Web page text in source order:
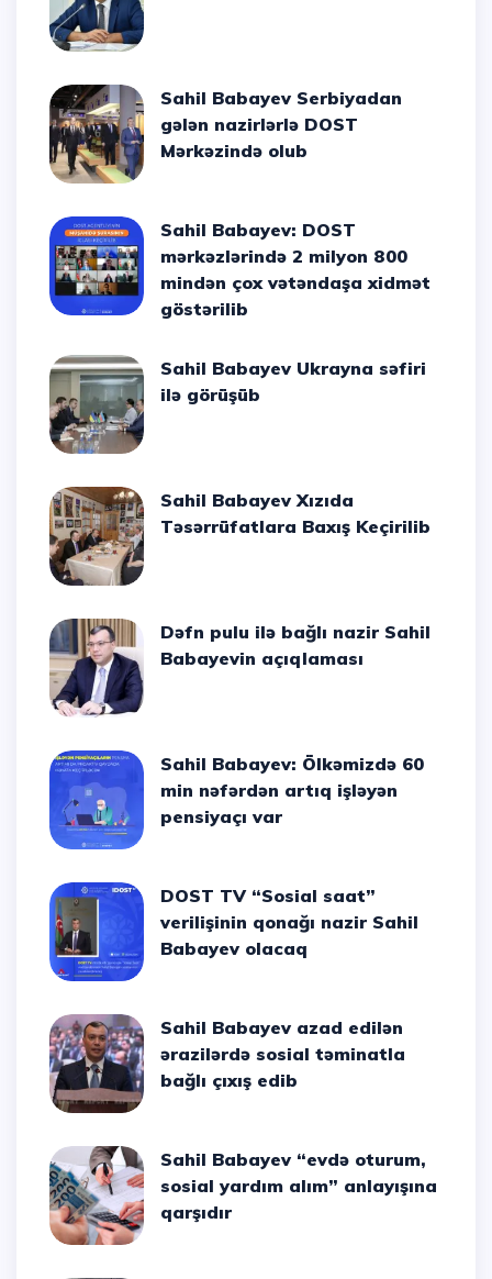
Sahil Babayev Serbiyadan
gələn nazirlərlə DOST
Mərkəzində olub
Sahil Babayev: DOST
mərkəzlərində 2 milyon 800
mindən çox vətəndaşa xidmət
göstərilib
Sahil Babayev Ukrayna səfiri
ilə görüşüb
Sahil Babayev Xızıda
Təsərrüfatlara Baxış Keçirilib
Dəfn pulu ilə bağlı nazir Sahil
Babayevin açıqlaması
Sahil Babayev: Ölkəmizdə 60
min nəfərdən artıq işləyən
pensiyaçı var
DOST TV “Sosial saat”
verilişinin qonağı nazir Sahil
Babayev olacaq
Sahil Babayev azad edilən
ərazilərdə sosial təminatla
bağlı çıxış edib
Sahil Babayev “evdə oturum,
sosial yardım alım” anlayışına
qarşıdır